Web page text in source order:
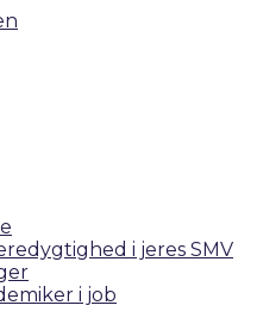
i jeres SMV
i job